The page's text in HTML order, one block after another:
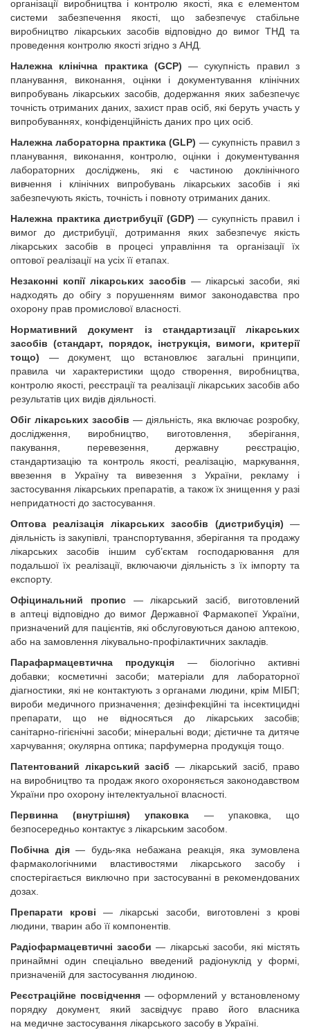
організації виробництва і контролю якості, яка є елементом
системи забезпечення якості, що забезпечує стабільне
виробництво лікарських засобів відповідно до вимог ТНД та
проведення контролю якості згідно з АНД.
Належна клінічна практика (GCP)— сукупність правил з
планування, виконання, оцінки і документування клінічних
випробувань лікарських засобів, додержання яких забезпечує
точність отриманих даних, захист прав осіб, які беруть участь у
випробуваннях, конфіденційність даних про цих осіб.
Належна лабораторна практика (GLP) — сукупність правил з
планування, виконання, контролю, оцінки і документування
лабораторних досліджень, які є частиною доклінічного
вивчення і клінічних випробувань лікарських засобів і які
забезпечують якість, точність і повноту отриманих даних.
Належна практика дистрибуції (GDP)— сукупність правил і
вимог до дистрибуції,
дотримання яких забезпечує якість
лікарських засобів в процесі управління та організації їх
оптової реалізації на усіх її етапах.
Незаконні копії лікарських засобів — лікарські засоби, які
надходять до обігу з порушенням вимог законодавства про
охорону прав промислової власності.
Нормативний документ із стандартизації лікарських
засобів (стандарт, порядок, інструкція, вимоги, критерії
тощо) — документ, що встановлює загальні принципи,
правила чи характеристики щодо створення, виробництва,
контролю якості, реєстрації та реалізації лікарських засобів або
результатів цих видів діяльності.
Обіг лікарських засобів — діяльність, яка включає розробку,
дослідження, виробництво, виготовлення, зберігання,
пакування, перевезення, державну реєстрацію,
стандартизацію та контроль якості, реалізацію, маркування,
ввезення в Україну та вивезення з України, рекламу і
застосування лікарських препаратів, а також їх знищення у разі
непридатності до застосування.
Оптова реалізація лікарських засобів (дистрибуція) —
діяльність із закупівлі, транспортування, зберігання та продажу
лікарських засобів іншим суб’єктам господарювання для
подальшої їх реалізації, включаючи діяльність з їх імпорту та
експорту.
Офіцинальний пропис —
лікарський засіб, виготовлений
в аптеці відповідно до вимог Державної Фармакопеї України,
призначений для пацієнтів, які обслуговуються даною аптекою,
або на замовлення лікувально-профілактичних закладів.
Парафармацевтична продукція — біологічно активні
добавки; косметичні засоби; матеріали для лабораторної
діагностики, які не контактують з органами людини, крім МІБП;
вироби медичного призначення; дезінфекційні та інсектицидні
препарати, що не відносяться до лікарських засобів;
санітарно-гігієнічні засоби; мінеральні води; дієтичне та дитяче
харчування; окулярна оптика; парфумерна продукція тощо.
Патентований лікарський засіб — лікарський засіб, право
на виробництво та продаж якого охороняється законодавством
України про охорону інтелектуальної власності.
Первинна (внутрішня) упаковка — упаковка, що
безпосередньо контактує з лікарським засобом.
Побічна дія— будь-яка небажана реакція, яка зумовлена
фармакологічними властивостями лікарського засобу і
спостерігається виключно при застосуванні в рекомендованих
дозах.
Препарати крові — лікарські засоби, виготовлені з крові
людини, тварин або її компонентів.
Радіофармацевтичні засоби — лікарські засоби, які містять
принаймні один спеціально введений радіонуклід у формі,
призначеній для застосування людиною.
Реєстраційне посвідчення— оформлений у встановленому
порядку документ, який засвідчує право його власника
на медичне застосування лікарського засобу в Україні.